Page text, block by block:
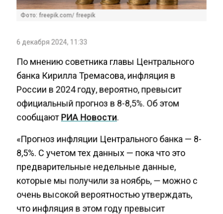
Фото: freepik.com/ freepik
6 декабря 2024, 11:33
По мнению советника главы Центрального
банка Кирилла Тремасова, инфляция в
России в 2024 году, вероятно, превысит
официальный прогноз в 8-8,5%. Об этом
сообщаютРИА Новости
«Прогноз инфляции Центрального банка — 8-
8,5%. С учетом тех данных — пока что это
предварительные недельные данные,
которые мы получили за ноябрь, — можно с
очень высокой вероятностью утверждать,
что инфляция в этом году превысит